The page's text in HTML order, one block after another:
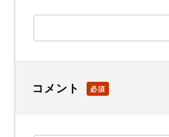
コメント 必須